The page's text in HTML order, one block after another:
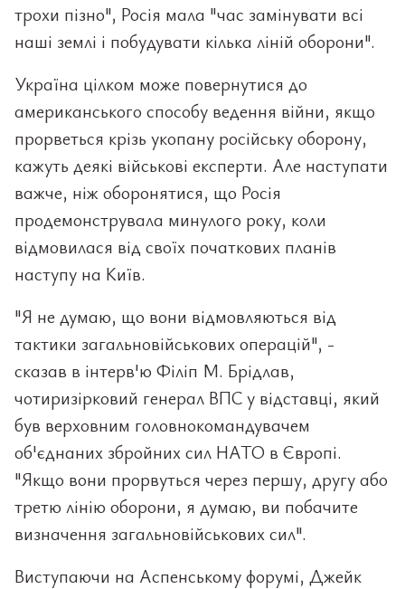
трохи пізно", Росія мала "час замінувати всі
наші землі і побудувати кілька ліній оборони".
Україна цілком може повернутися до
американського способу ведення війни, якщо
прорветься крізь укопану російську оборону,
кажуть деякі військові експерти. Але наступати
важче, ніж оборонятися, що Росія
продемонструвала минулого року, коли
відмовилася від своїх початкових планів
наступу на Київ.
"Я не думаю, що вони відмовляються від
тактики загальновійськових операцій", -
сказав в інтерв'ю Філіп М. Брідлав,
чотиризірковий генерал ВПС у відставці, який
був верховним головнокомандувачем
об'єднаних збройних сил НАТО в Європі.
"Якщо вони прорвуться через першу, другу або
третю лінію оборони, я думаю, ви побачите
визначення загальновійськових сил".
Виступаючи на Аспенському форумі, Джейк